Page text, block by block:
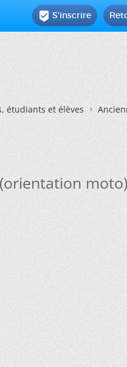
 S'inscrire
étudiants et élèves
moto)